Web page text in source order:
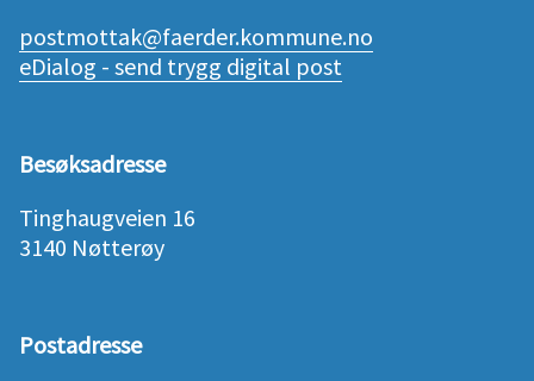
postmottak@faerder.kommune.no
eDialog - send trygg digital post
Besøksadresse
Tinghaugveien 16
3140 Nøtterøy
Postadresse